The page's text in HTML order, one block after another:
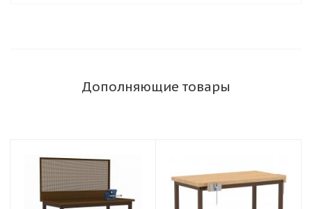
Дополняющие товары